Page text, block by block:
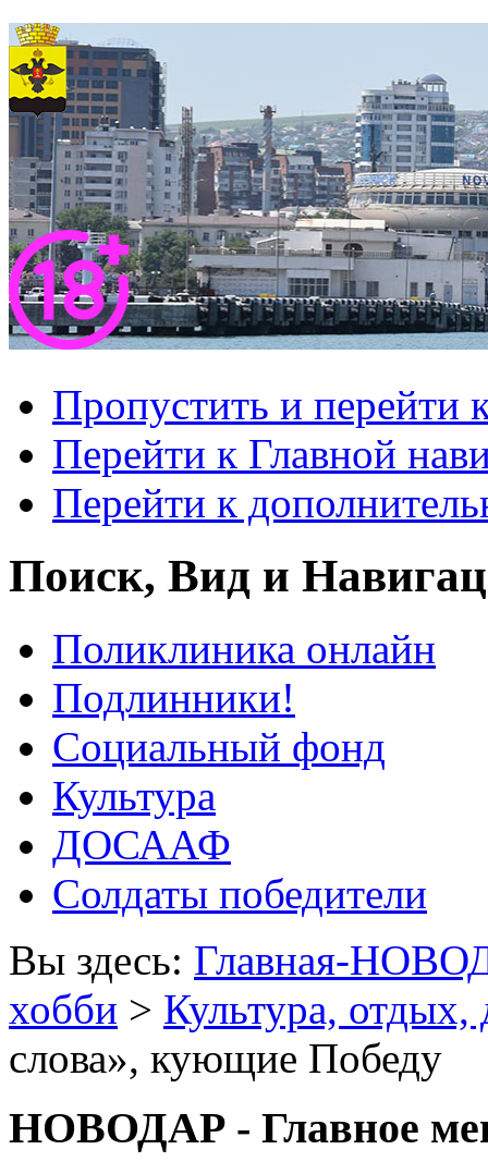
Пропустить и перейти
Перейти к Главной
Перейти к
Поиск, Вид и
Поликлиника онлайн
Подлинники!
Социальный фонд
Культура
ДОСААФ
Солдаты победители
Вы здесь: Главная-
хобби > Культура, отдых,
слова», кующие Победу
НОВОДАР - Главное